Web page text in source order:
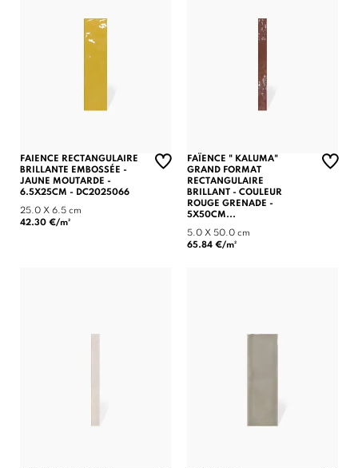
FAIENCE RECTANGULAIRE
BRILLANTE EMBOSSÉE -
JAUNE MOUTARDE -
6.5X25CM - DC2025066
25.0 X 6.5 cm
42.30 €/m²
FAÏENCE " KALUMA"
GRAND FORMAT
RECTANGULAIRE
BRILLANT - COULEUR
ROUGE GRENADE -
5X50CM...
5.0 X 50.0 cm
65.84 €/m²